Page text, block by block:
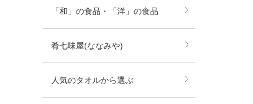
「和」の食品・「洋」の食品
肴七味屋(ななみや)
人気のタオルから選ぶ